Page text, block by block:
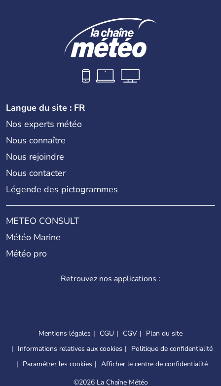
Langue du site : FR
Nos experts météo
Nous connaître
Nous rejoindre
Nous contacter
Légende des pictogrammes
METEO CONSULT
Météo Marine
Météo pro
Retrouvez nos applications :
Mentions légales CGU CGV
Plan du site
Informations relatives aux cookies
Politique de confidentialité
Paramétrer les cookies
Afficher le centre de confidentialité
©2026 La Chaîne Météo